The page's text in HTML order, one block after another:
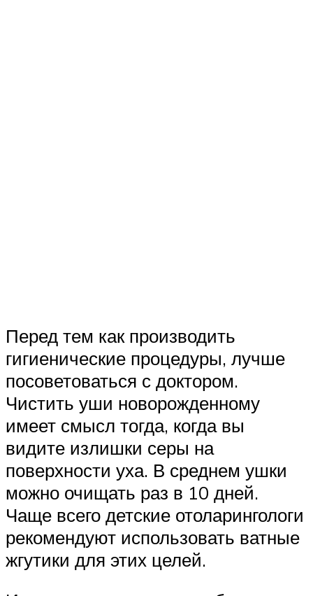
Перед тем как производить
гигиенические процедуры, лучше
посоветоваться с доктором.
Чистить уши новорожденному
имеет смысл тогда, когда вы
видите излишки серы на
поверхности уха. В среднем ушки
можно очищать раз в 10 дней.
Чаще всего детские отоларингологи
рекомендуют использовать ватные
жгутики для этих целей.